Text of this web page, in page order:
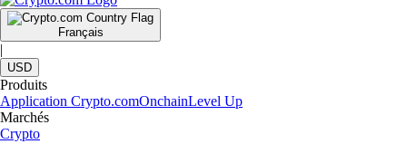
Français
|
USD
Produits
Application Crypto.comOnchainLevel Up
Marchés
Crypto